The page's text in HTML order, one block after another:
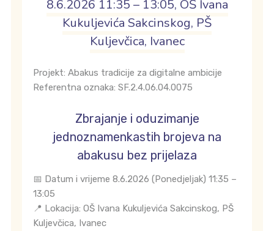
8.6.2026 11:35 – 13:05, OŠ Ivana
Kukuljevića Sakcinskog, PŠ
Kuljevčica, Ivanec
Projekt: Abakus tradicije za digitalne ambicije
Referentna oznaka: SF.2.4.06.04.0075
Zbrajanje i oduzimanje
jednoznamenkastih brojeva na
abakusu bez prijelaza
📅 Datum i vrijeme 8.6.2026 (Ponedjeljak) 11:35 –
13:05
📍 Lokacija: OŠ Ivana Kukuljevića Sakcinskog, PŠ
Kuljevčica, Ivanec